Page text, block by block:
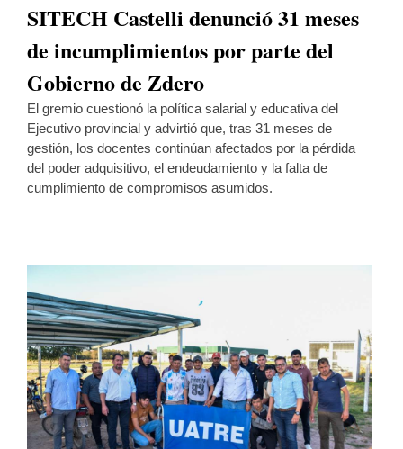
SITECH Castelli denunció 31 meses
de incumplimientos por parte del
Gobierno de Zdero
El gremio cuestionó la política salarial y educativa del
Ejecutivo provincial y advirtió que, tras 31 meses de
gestión, los docentes continúan afectados por la pérdida
del poder adquisitivo, el endeudamiento y la falta de
cumplimiento de compromisos asumidos.